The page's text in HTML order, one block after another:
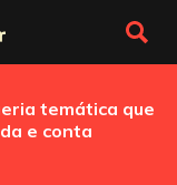
temática que
e conta